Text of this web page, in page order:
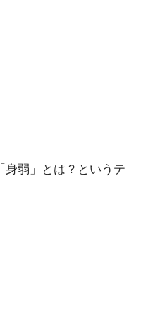
身弱」とは？というテ